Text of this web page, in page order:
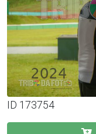
ID 173754